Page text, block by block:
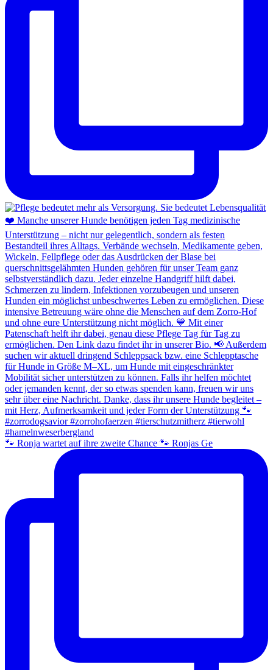
🐾 Ronja wartet auf ihre zweite Chance 🐾 Ronjas Ge